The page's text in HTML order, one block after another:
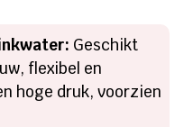
Geschikt
flexibel en
hoge druk, voorzien